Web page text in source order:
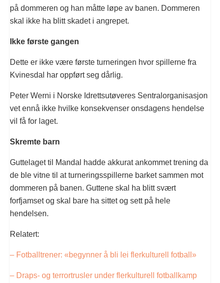
på dommeren og han måtte løpe av banen. Dommeren
skal ikke ha blitt skadet i angrepet.
Ikke første gangen
Dette er ikke være første turneringen hvor spillerne fra
Kvinesdal har oppført seg dårlig.
Peter Werni i Norske Idrettsutøveres Sentralorganisasjon
vet ennå ikke hvilke konsekvenser onsdagens hendelse
vil få for laget.
Skremte barn
Guttelaget til Mandal hadde akkurat ankommet trening da
de ble vitne til at turneringsspillerne barket sammen mot
dommeren på banen. Guttene skal ha blitt svært
forfjamset og skal bare ha sittet og sett på hele
hendelsen.
Relatert:
– Fotballtrener: «begynner å bli lei flerkulturell fotball»
– Draps- og terrortrusler under flerkulturell fotballkamp